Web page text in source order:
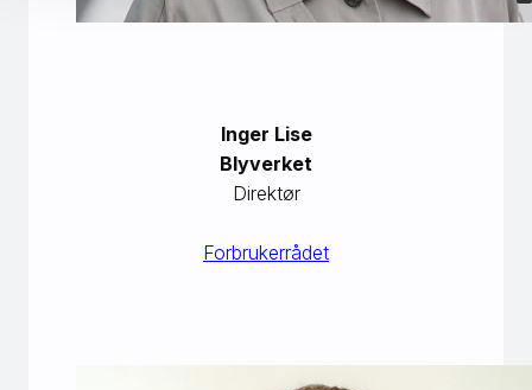
Inger Lise
Blyverket
Direktør
Forbrukerrådet